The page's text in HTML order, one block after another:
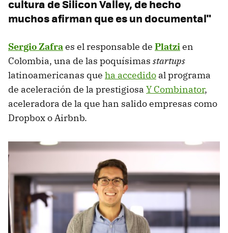
cultura de Silicon Valley, de hecho
muchos afirman que es un documental"
Sergio Zafraes el responsable de Platzien
Colombia, una de las poquísimas startups
latinoamericanas que ha accedido al programa
de aceleración de la prestigiosa Y Combinator,
aceleradora de la que han salido empresas como
Dropbox o Airbnb.